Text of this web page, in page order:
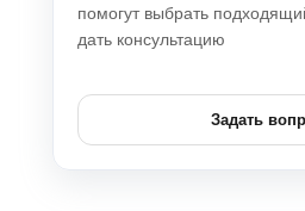
помогут выбрать
дать консультацию
Задать